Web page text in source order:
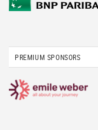
PREMIUM SPONSORS